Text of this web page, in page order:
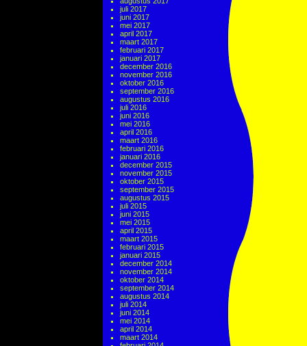
juli 2017
juni 2017
mei 2017
april 2017
maart 2017
februari 2017
januari 2017
december 2016
november 2016
oktober 2016
september 2016
augustus 2016
juli 2016
juni 2016
mei 2016
april 2016
maart 2016
februari 2016
januari 2016
december 2015
november 2015
oktober 2015
september 2015
augustus 2015
juli 2015
juni 2015
mei 2015
april 2015
maart 2015
februari 2015
januari 2015
december 2014
november 2014
oktober 2014
september 2014
augustus 2014
juli 2014
juni 2014
mei 2014
april 2014
maart 2014